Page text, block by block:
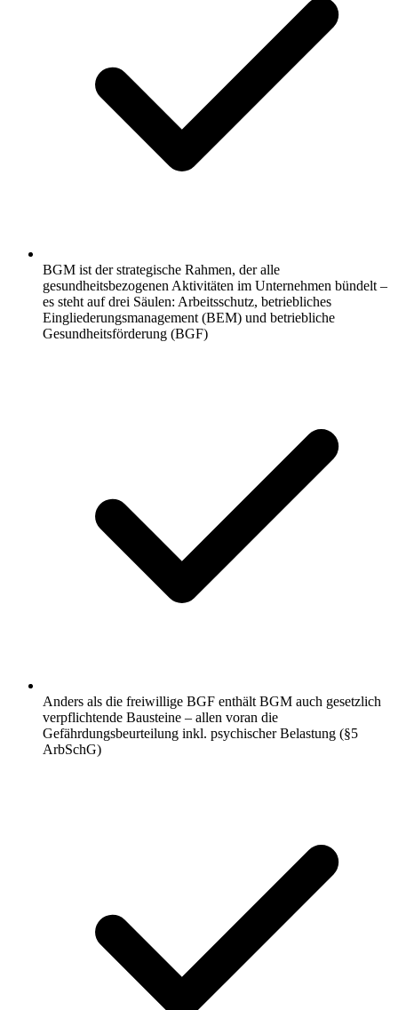
BGM ist der strategische Rahmen, der alle
gesundheitsbezogenen Aktivitäten im Unternehmen bündelt –
es steht auf drei Säulen: Arbeitsschutz, betriebliches
Eingliederungsmanagement (BEM) und betriebliche
Gesundheitsförderung (BGF)
Anders als die freiwillige BGF enthält BGM auch gesetzlich
verpflichtende Bausteine – allen voran die
Gefährdungsbeurteilung inkl. psychischer Belastung (§5
ArbSchG)